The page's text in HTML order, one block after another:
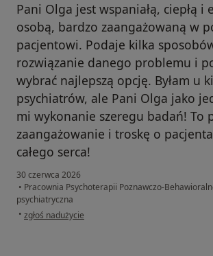
Pani Olga jest wspaniałą, ciepłą i
osobą, bardzo zaangażowaną w
pacjentowi. Podaje kilka
rozwiązanie danego problemu i
wybrać najlepszą opcję. Byłam u
psychiatrów, ale Pani Olga jako
mi wykonanie szeregu badań! To
zaangażowanie i troskę o
całego serca!
30 czerwca 2026
• Pracownia Psychoterapii Poznawczo-
psychiatryczna
• w opinii użytkownika Klaudia
zgłoś nadużycie